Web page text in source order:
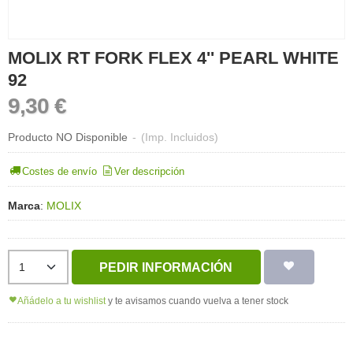
MOLIX RT FORK FLEX 4'' PEARL WHITE
92
9,30 €
Producto NO Disponible - (Imp. Incluidos)
Costes de envío Ver descripción
Marca: MOLIX
PEDIR INFORMACIÓN
Añádelo a tu wishlist y te avisamos cuando vuelva a tener stock